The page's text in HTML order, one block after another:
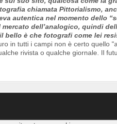
chiamata Pittorialismo,
autentica nel momento dello
dell’analogico, quindi
bello è che fotografi come lei
in tutti i campi non è certo quello
rivista o qualche giornale. Il